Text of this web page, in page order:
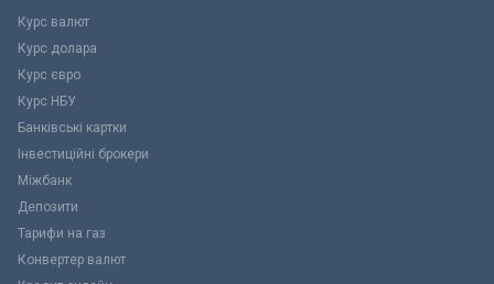
Курс валют
Курс долара
Курс євро
Курс НБУ
Банківські картки
Інвестиційні брокери
Міжбанк
Депозити
Тарифи на газ
Конвертер валют